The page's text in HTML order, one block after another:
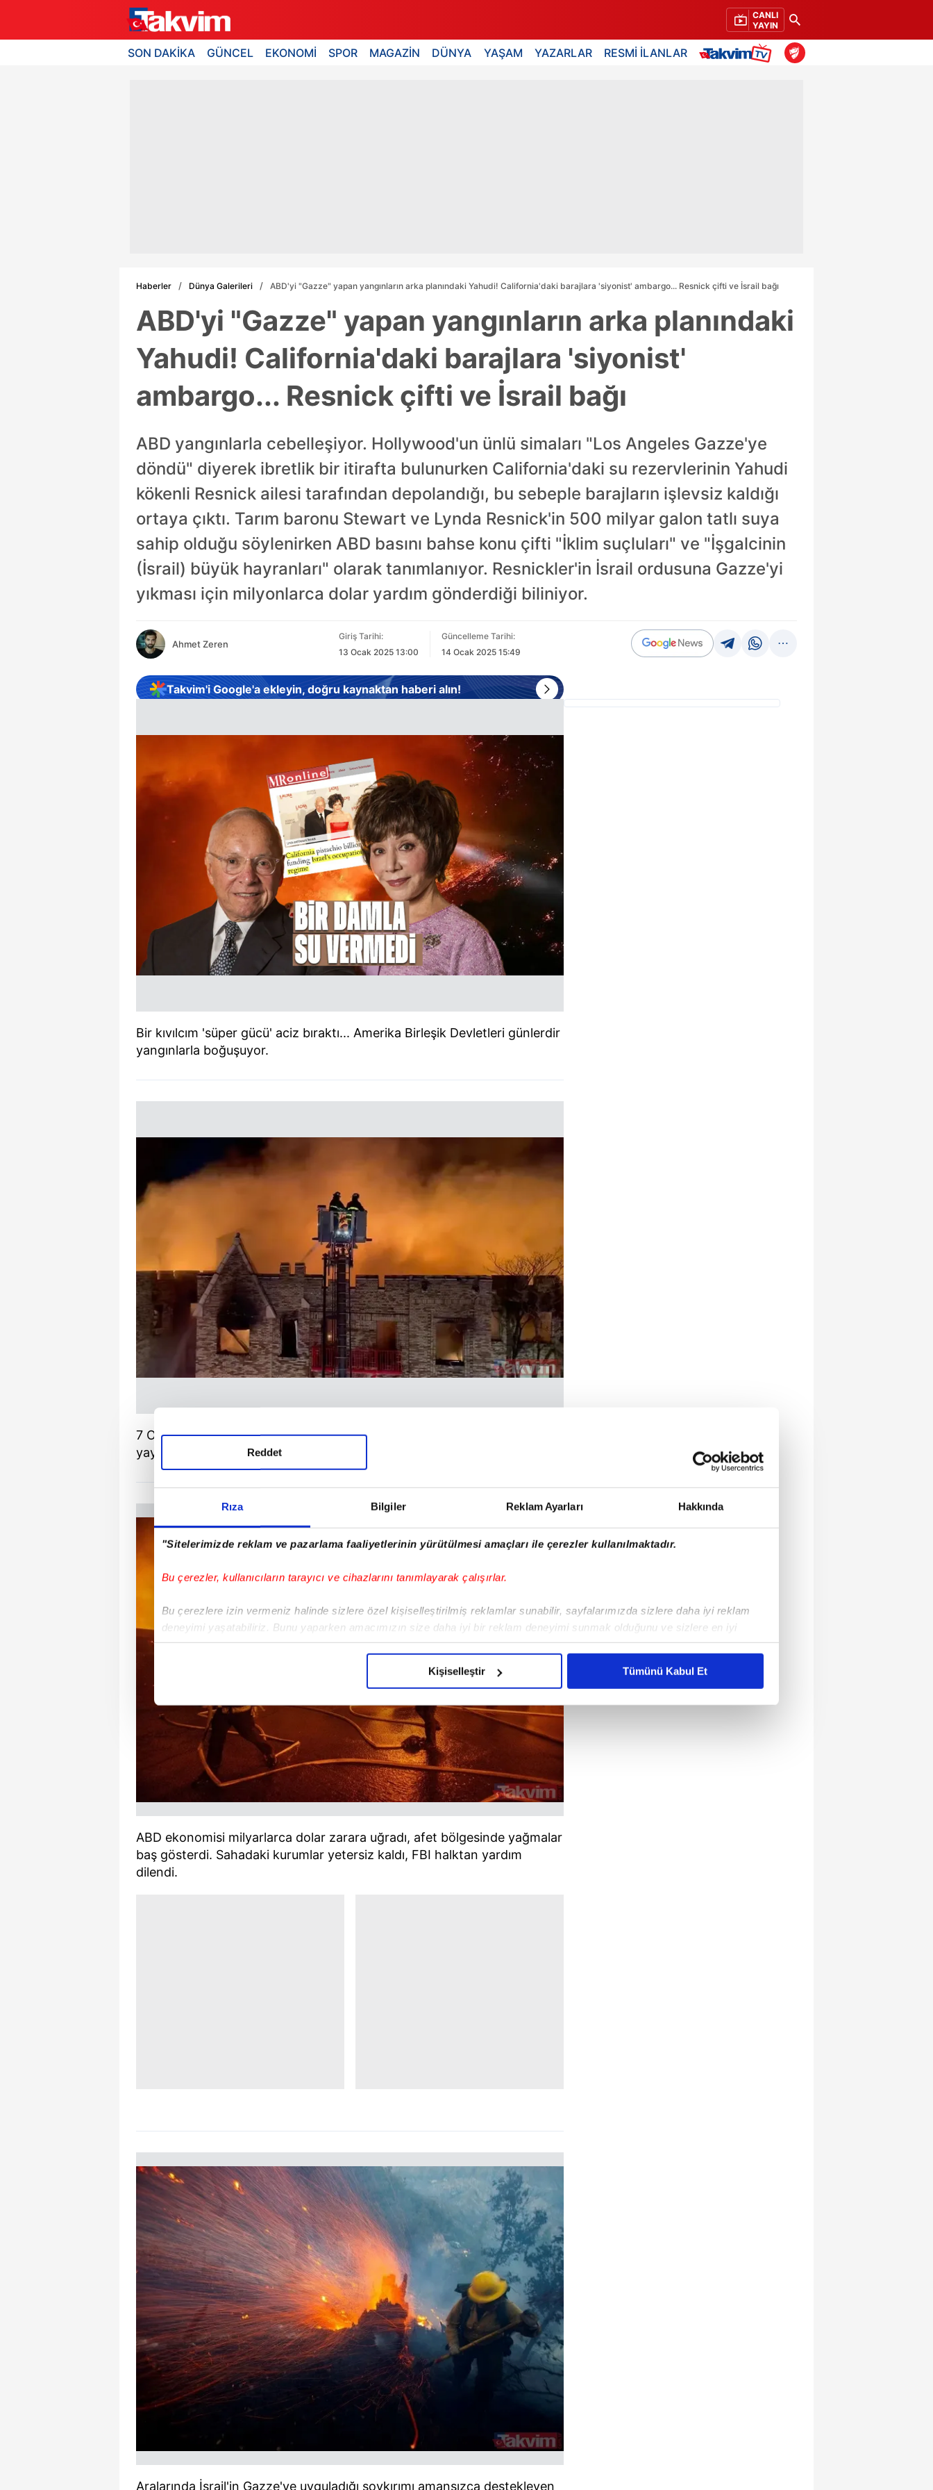
Rıza Bilgiler Reklam Ayarları Hakkında
"Sitelerimizde reklam ve pazarlama faaliyetlerinin yürütülmesi amaçları ile çerezler kullanılmaktadır.
Bu çerezler, kullanıcıların tarayıcı ve cihazlarını tanımlayarak çalışırlar.
Bu çerezlere izin vermeniz halinde sizlere özel kişiselleştirilmiş reklamlar sunabilir, sayfalarımızda sizlere daha iyi reklam
deneyimi yaşatabiliriz. Bunu yaparken amacımızın size daha iyi bir reklam deneyimi sunmak olduğunu ve sizlere en iyi
içerikleri sunabilmek adına elimizden gelen çabayı gösterdiğimizi ve bu noktada, reklamların maliyetlerimizi karşılamak
Sizlere daha iyi bir hizmet sunabilmek için İnternet Sitemizde kendimize ve üçüncü kişilere ait çerezler kullanılmaktadır. Bu
çerezler vasıtasıyla çeşitli kişisel verileriniz işlenmekte olup gerekli olan çerezler bilgi toplumu hizmetlerinin sunulması
amacıyla kullanılmaktadır. Diğer çerezler, sitemizin daha işlevsel kılınması ve kişiselleştirilmesi ve sizlere yönelik
reklam/pazarlama faaliyetlerinin yapılması, amaçlarıyla sınırlı olarak açık rızanız dahilinde kullanılacaktır.
6698 sayılı Kişisel Verilerin Korunması Kanunu uyarınca hazırlanmış Aydınlatma Metnimizi okumak ve sitemizde ilgili
mevzuata uygun olarak kullanılan çerezlerle ilgili bilgi almak için lütfen
Reddet
Kişiselleştir Tümünü Kabul Et
CANLI
YAYIN
SON DAKİKA GÜNCEL EKONOMİ SPOR MAGAZİN DÜNYA YAŞAM YAZARLAR RESMİ İLANLAR
Haberler Dünya Galerileri ABD'yi "Gazze" yapan yangınların arka planındaki Yahudi! California'daki barajlara 'siyonist' ambargo... Resnick çifti ve İsrail bağı
ABD'yi "Gazze" yapan yangınların arka planındaki
Yahudi! California'daki barajlara 'siyonist'
ambargo... Resnick çifti ve İsrail bağı
ABD yangınlarla cebelleşiyor. Hollywood'un ünlü simaları "Los Angeles Gazze'ye
döndü" diyerek ibretlik bir itirafta bulunurken California'daki su rezervlerinin Yahudi
kökenli Resnick ailesi tarafından depolandığı, bu sebeple barajların işlevsiz kaldığı
ortaya çıktı. Tarım baronu Stewart ve Lynda Resnick'in 500 milyar galon tatlı suya
sahip olduğu söylenirken ABD basını bahse konu çifti "İklim suçluları" ve "İşgalcinin
(İsrail) büyük hayranları" olarak tanımlanıyor. Resnickler'in İsrail ordusuna Gazze'yi
yıkması için milyonlarca dolar yardım gönderdiği biliniyor.
Ahmet Zeren
Giriş Tarihi:
13 Ocak 2025 13:00
Güncelleme Tarihi:
14 Ocak 2025 15:49
Takvim'i Google'a ekleyin, doğru kaynaktan haberi alın!
Bir kıvılcım 'süper gücü' aciz bıraktı... Amerika Birleşik Devletleri günlerdir
yangınlarla boğuşuyor.
7 Ocak 2025'te Los Angeles'ta başlayan ve rüzgarın da etkisiyle hızla
yayılan alev kapanında şu ana kadar 24 ABD vatandaşı can verdi.
ABD ekonomisi milyarlarca dolar zarara uğradı, afet bölgesinde yağmalar
baş gösterdi. Sahadaki kurumlar yetersiz kaldı, FBI halktan yardım
dilendi.
Aralarında İsrail'in Gazze'ye uyguladığı soykırımı amansızca destekleyen